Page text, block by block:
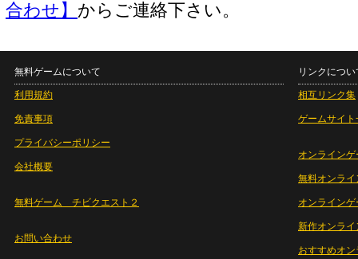
合わせ】 からご連絡下さい。
無料ゲームについて
利用規約
免責事項
プライバシーポリシー
会社概要
無料ゲーム チビクエスト２
お問い合わせ
リンクについ
相互リンク集
ゲームサイト
オンラインゲ
無料オンライ
オンライン
新作オンライ
おすすめオ